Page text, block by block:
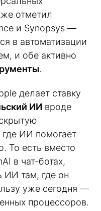
отметил
и Synopsys —
в автоматизации
и обе активно
.
делает ставку
ИИ вроде
где ИИ помогает
То есть вместо
в чат-ботах,
ИИ там, где он
уже сегодня —
процессоров.